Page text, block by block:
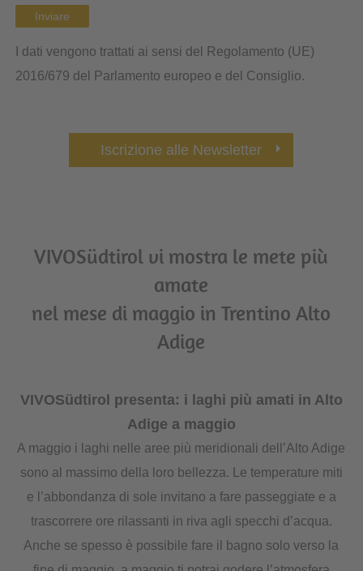
Inviare
I dati vengono trattati ai sensi del Regolamento (UE)
2016/679 del Parlamento europeo e del Consiglio.
Iscrizione alle Newsletter
VIVOSüdtirol vi mostra le mete più
amate
nel mese di maggio in Trentino Alto
Adige
VIVOSüdtirol presenta: i laghi più amati in Alto
Adige a maggio
A maggio i laghi nelle aree più meridionali dell’Alto Adige
sono al massimo della loro bellezza. Le temperature miti
e l’abbondanza di sole invitano a fare passeggiate e a
trascorrere ore rilassanti in riva agli specchi d’acqua.
Anche se spesso è possibile fare il bagno solo verso la